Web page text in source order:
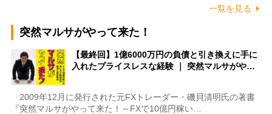
一覧を見る
突然マルサがやって来た！
【最終回】1億6000万円の負債と引き換えに手に
入れたプライスレスな経験 ｜ 突然マルサがや…
2009年12月に発行された元FXトレーダー・磯貝清明氏の著書
『突然マルサがやって来た！～FXで10億円稼い…